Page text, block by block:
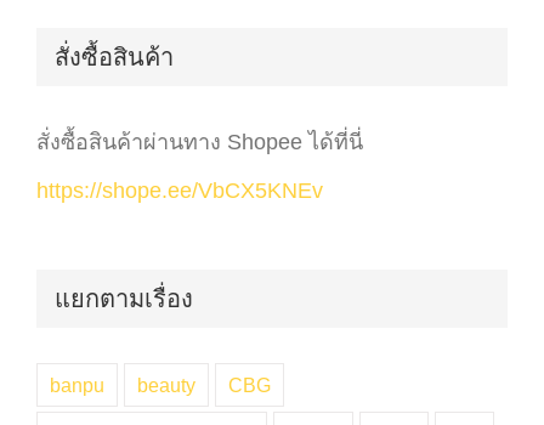
สั่งซื้อสินค้า
สั่งซื้อสินค้าผ่านทาง Shopee ได้ที่นี่
https://shope.ee/VbCX5KNEv
แยกตามเรื่อง
banpu beauty CBG